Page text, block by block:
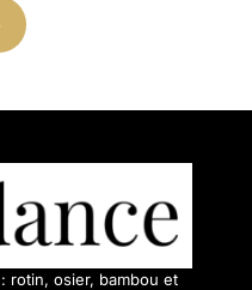
rotin, osier, bambou et